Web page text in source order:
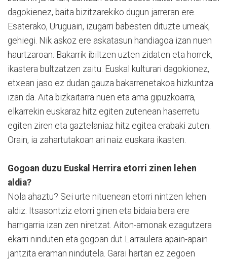
dagokienez, baita bizitzarekiko dugun jarreran ere.
Esaterako, Uruguain, izugarri babesten dituzte umeak,
gehiegi. Nik askoz ere askatasun handiagoa izan nuen
haurtzaroan. Bakarrik ibiltzen uzten zidaten eta horrek,
ikastera bultzatzen zaitu. Euskal kulturari dagokionez,
etxean jaso ez dudan gauza bakarrenetakoa hizkuntza
izan da. Aita bizkaitarra nuen eta ama gipuzkoarra,
elkarrekin euskaraz hitz egiten zutenean haserretu
egiten ziren eta gaztelaniaz hitz egitea erabaki zuten.
Orain, ia zahartutakoan ari naiz euskara ikasten.
Gogoan duzu Euskal Herrira etorri zinen lehen
aldia?
Nola ahaztu? Sei urte nituenean etorri nintzen lehen
aldiz. Itsasontziz etorri ginen eta bidaia bera ere
harrigarria izan zen niretzat. Aiton-amonak ezagutzera
ekarri ninduten eta gogoan dut Larraulera apain-apain
jantzita eraman nindutela. Garai hartan ez zegoen